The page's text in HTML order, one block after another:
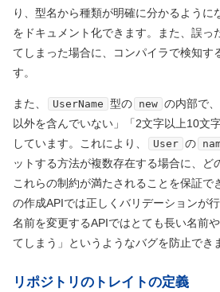
り、型名から種類が明確に分かるように
をドキュメント化できます。また、誤っ
てしまった場合に、コンパイラで検知す
す。
また、 UserName 型の new の内部で
以外を含んでいない」「2文字以上10文
しています。これにより、
User の
ットする方法が複数存在する場合に、ど
これらの制約が満たされることを保証で
の作成APIでは正しくバリデーションが行
名前を変更するAPIではとても長い名前
てしまう」というようなバグを防止でき
リポジトリのトレイトの定義